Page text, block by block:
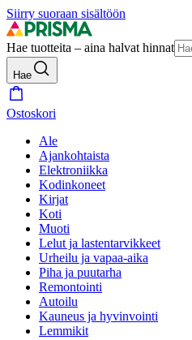
Siirry suoraan sisältöön
Hae tuotteita – aina halvat hinnat
Hae
Ostoskori
Ale
Ajankohtaista
Elektroniikka
Kodinkoneet
Kirjat
Koti
Muoti
Lelut ja lastentarvikkeet
Urheilu ja vapaa-aika
Piha ja puutarha
Remontointi
Autoilu
Kauneus ja hyvinvointi
Lemmikit